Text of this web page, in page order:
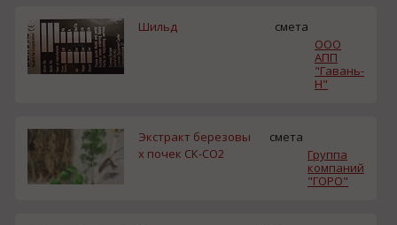
Шильд
смета
ООО
АПП
"Гавань-
Н"
Экстракт березовы
х почек СК-СО2
смета
Группа
компаний
"ГОРО"